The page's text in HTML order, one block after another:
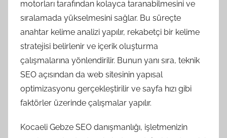
motorları tarafından kolayca taranabilmesini ve
sıralamada yükselmesini sağlar. Bu süreçte
anahtar kelime analizi yapılır, rekabetçi bir kelime
stratejisi belirlenir ve içerik oluşturma
çalışmalarına yönlendirilir. Bunun yanı sıra, teknik
SEO açısından da web sitesinin yapısal
optimizasyonu gerçekleştirilir ve sayfa hızı gibi
faktörler üzerinde çalışmalar yapılır.
Kocaeli Gebze SEO danışmanlığı, işletmenizin